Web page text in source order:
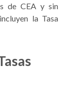
de CEA y sin
la Tasa